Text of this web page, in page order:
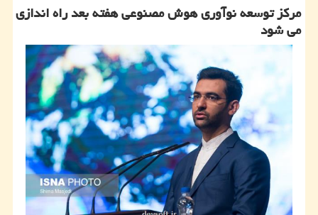
مركز توسعه نوآوری هوش مصنوعی هفته بعد راه اندازی
می شود